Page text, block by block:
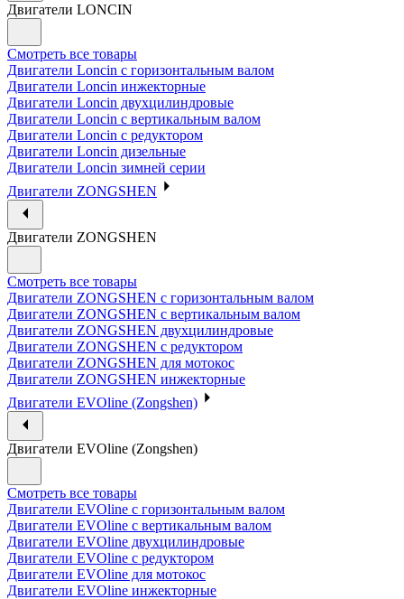
Двигатели LONCIN
Смотреть все товары
Двигатели Loncin с горизонтальным валом
Двигатели Loncin инжекторные
Двигатели Loncin двухцилиндровые
Двигатели Loncin с вертикальным валом
Двигатели Loncin с редуктором
Двигатели Loncin дизельные
Двигатели Loncin зимней серии
Двигатели ZONGSHEN
Двигатели ZONGSHEN
Смотреть все товары
Двигатели ZONGSHEN с горизонтальным валом
Двигатели ZONGSHEN с вертикальным валом
Двигатели ZONGSHEN двухцилиндровые
Двигатели ZONGSHEN с редуктором
Двигатели ZONGSHEN для мотокос
Двигатели ZONGSHEN инжекторные
Двигатели EVOline (Zongshen)
Двигатели EVOline (Zongshen)
Смотреть все товары
Двигатели EVOline с горизонтальным валом
Двигатели EVOline с вертикальным валом
Двигатели EVOline двухцилиндровые
Двигатели EVOline с редуктором
Двигатели EVOline для мотокос
Двигатели EVOline инжекторные